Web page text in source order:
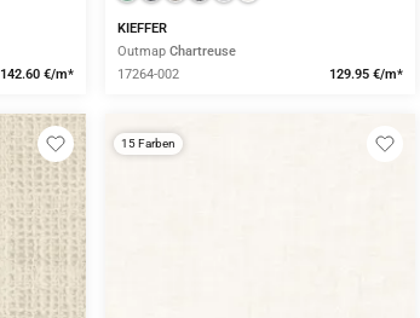
142.60 €/m*
KIEFFER
Outmap Chartreuse
17264-002
129.95 €/m*
15 Farben